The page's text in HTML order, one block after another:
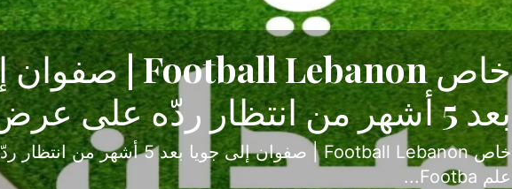
حكاية نجاح تبدأ من جبل محسن
الدرجة الأولى
بعد موسم حافل بالإثارة والصراع في دوري الدرجة الثانية، نجح
حسم ل...